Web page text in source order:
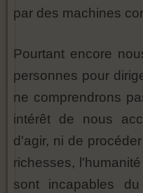
par des machines
Pourtant encore
personnes pour
ne comprendrons
intérêt de nous
d'agir, ni de
richesses,
sont incapables